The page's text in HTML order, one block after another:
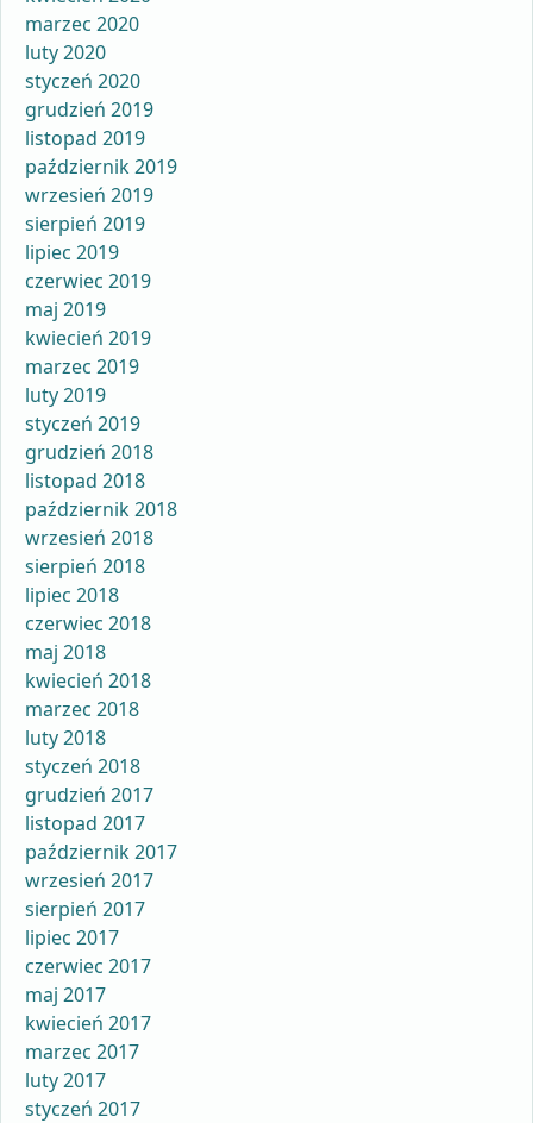
marzec 2020
luty 2020
styczeń 2020
grudzień 2019
listopad 2019
październik 2019
wrzesień 2019
sierpień 2019
lipiec 2019
czerwiec 2019
maj 2019
kwiecień 2019
marzec 2019
luty 2019
styczeń 2019
grudzień 2018
listopad 2018
październik 2018
wrzesień 2018
sierpień 2018
lipiec 2018
czerwiec 2018
maj 2018
kwiecień 2018
marzec 2018
luty 2018
styczeń 2018
grudzień 2017
listopad 2017
październik 2017
wrzesień 2017
sierpień 2017
lipiec 2017
czerwiec 2017
maj 2017
kwiecień 2017
marzec 2017
luty 2017
styczeń 2017